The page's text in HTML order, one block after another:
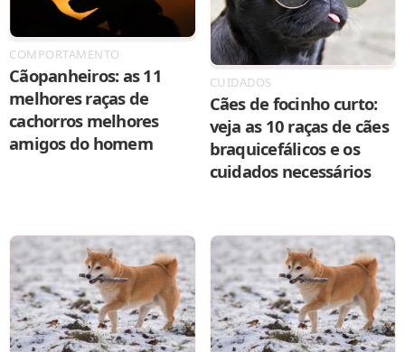
COMPORTAMENTO
Cãopanheiros: as 11
melhores raças de
cachorros melhores
amigos do homem
CUIDADOS
Cães de focinho curto:
veja as 10 raças de cães
braquicefálicos e os
cuidados necessários